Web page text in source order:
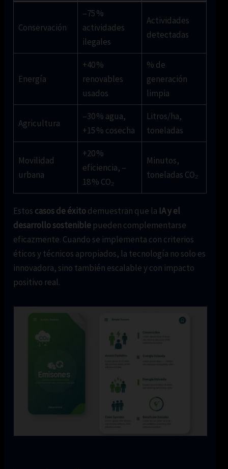
Conservación
–75 %
actividades
ilegales
Actividades
detectadas
Energía
+40 %
renovables
usados
% de
generación
limpia
Agricultura
–30 % agua,
+15 % cosecha
Litros/ha,
toneladas
Movilidad
urbana
+20 %
eficiencia, –
18 % CO₂
Minutos,
toneladas CO₂
Estos casos de éxitodemuestran que la IA y el
desarrollo sostenible pueden complementarse
eficazmente. Cuando se implementa con criterios
éticos y técnicos apropiados, la tecnología no solo es
innovadora, sino también escalable y con impacto
positivo real.